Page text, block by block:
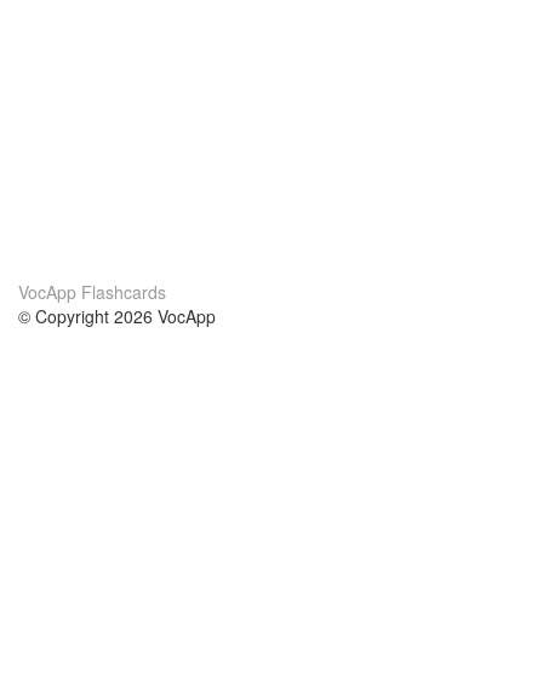
VocApp Flashcards
© Copyright 2026 VocApp